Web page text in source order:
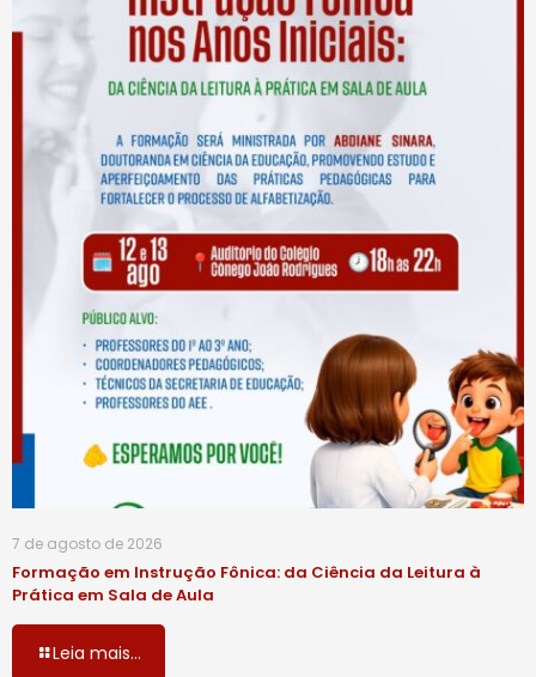
7 de agosto de 2026
Formação em Instrução Fônica: da Ciência da Leitura à
Prática em Sala de Aula
Leia mais...